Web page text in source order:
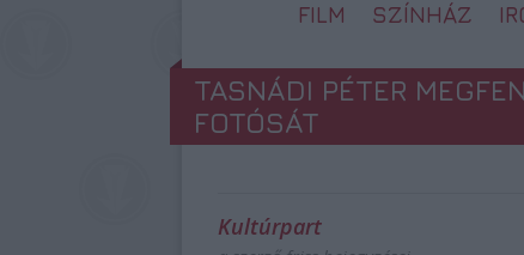
FILM SZÍNHÁZ
TASNÁDI PÉTER
FOTÓSÁT
Kultúrpart